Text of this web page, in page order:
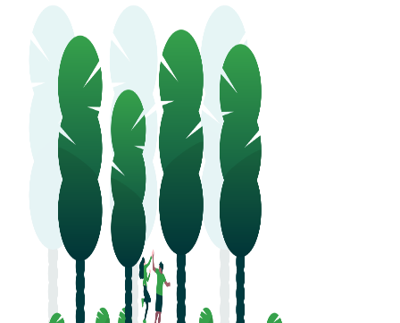
Dezhou